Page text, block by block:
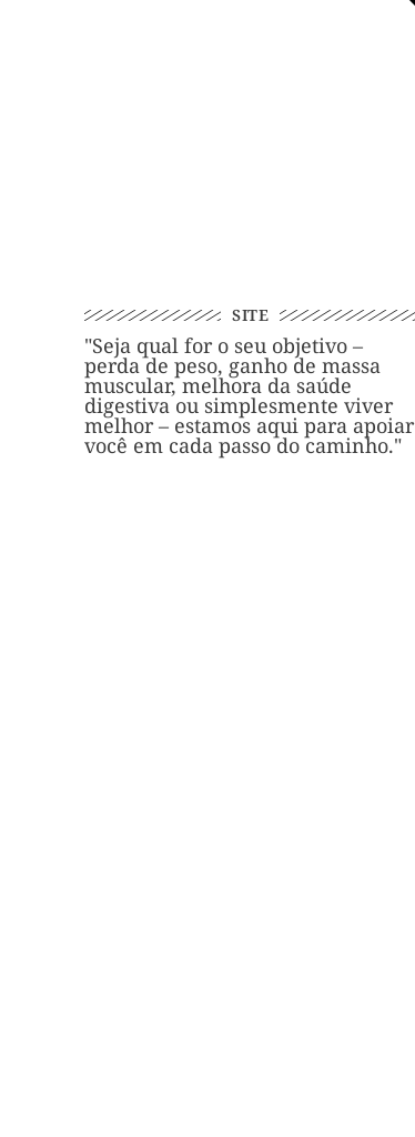
SITE
"Seja qual for o seu objetivo –
perda de peso, ganho de massa
muscular, melhora da saúde
digestiva ou simplesmente viver
melhor – estamos aqui para apoiar
você em cada passo do caminho."